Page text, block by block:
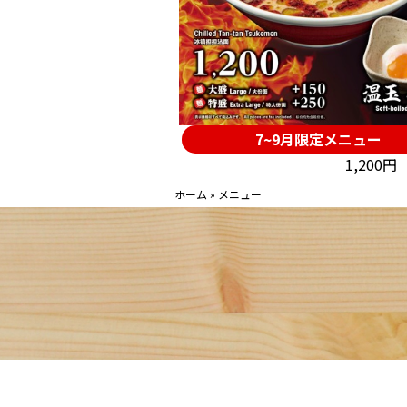
7~9月限定メニュー
1,200円
ホーム » メニュー